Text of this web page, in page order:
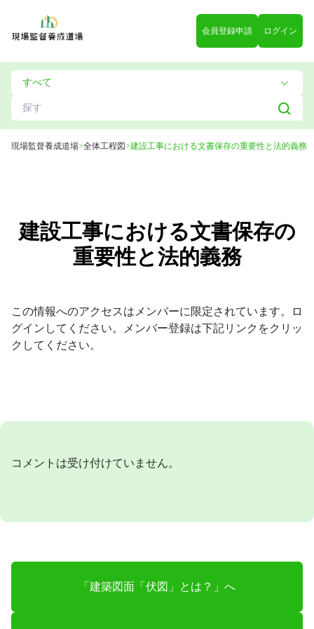
会員登録申請 ログイン
現場監督養成道場>全体工程図>建設工事における文書保存の重要性と法的義務
建設工事における文書保存の
重要性と法的義務
この情報へのアクセスはメンバーに限定されています。ロ
グインしてください。メンバー登録は下記リンクをクリッ
クしてください。
コメントは受け付けていません。
「建築図面「伏図」とは？」へ